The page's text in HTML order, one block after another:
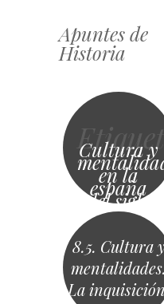
Apuntes de
Historia
Saltar
al
Cultura y
en la
españa
del siglo
xvi. la
inquisición
8.5. Cultura
mentalidades.
La